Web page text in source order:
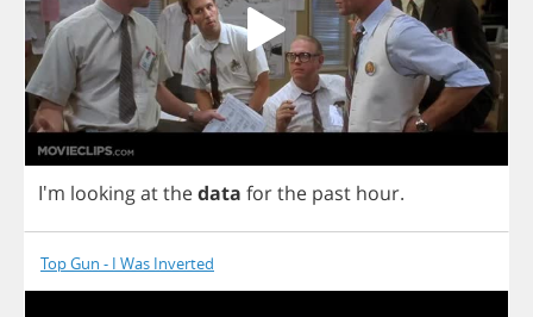
I'm lookingatthedata forthe past hour.
Top Gun - I Was Inverted